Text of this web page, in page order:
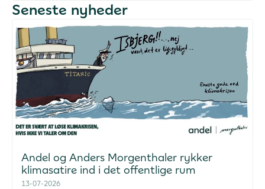
Seneste nyheder
Andel og Anders Morgenthaler rykker
klimasatire ind i det offentlige rum
13-07-2026